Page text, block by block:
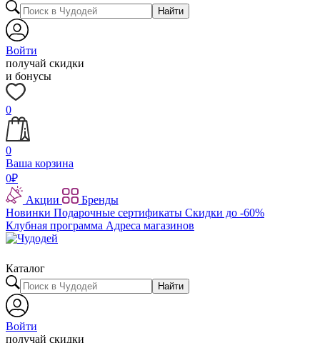
Найти
Войти
получай скидки
и бонусы
0
0
Ваша корзина
0₽
Акции
Бренды
Новинки Подарочные сертификаты Скидки до -60%
Клубная программа Адреса магазинов
Каталог
Найти
Войти
получай скидки